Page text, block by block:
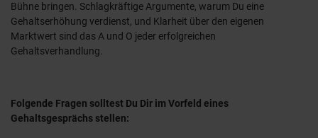
Bühne bringen. Schlagkräftige Argumente, warum Du eine
Gehaltserhöhung verdienst, und Klarheit über den eigenen
Marktwert sind das A und O jeder erfolgreichen
Gehaltsverhandlung.
Folgende Fragen solltest Du Dir im Vorfeld eines
Gehaltsgesprächs stellen: